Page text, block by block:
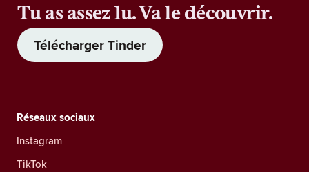
Tu as assez lu. Va le découvrir.
Télécharger Tinder
Réseaux sociaux
Instagram
TikTok